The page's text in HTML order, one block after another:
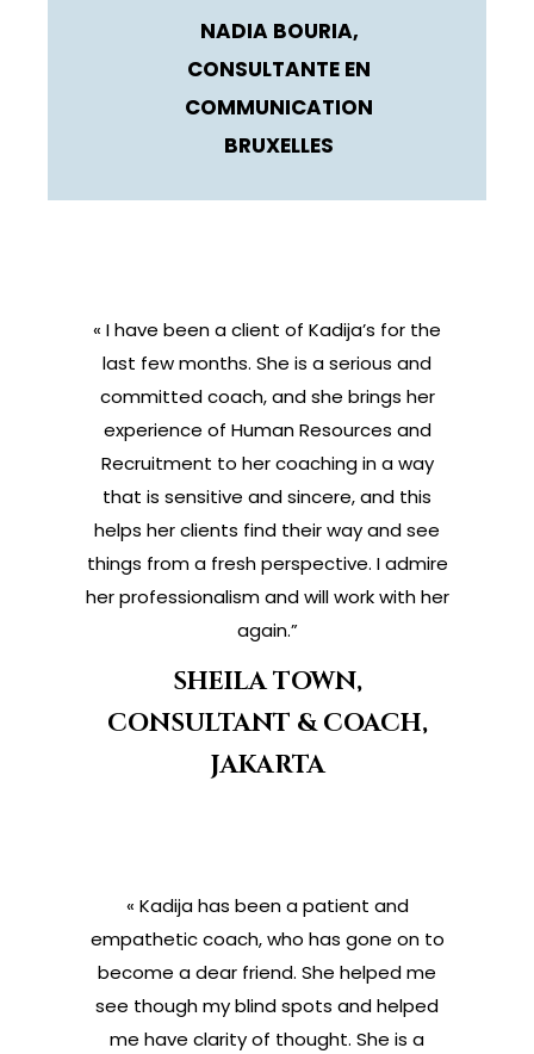
NADIA BOURIA,
CONSULTANTE EN
COMMUNICATION
BRUXELLES
« I have been a client of Kadija’s for the
last few months. She is a serious and
committed coach, and she brings her
experience of Human Resources and
Recruitment to her coaching in a way
that is sensitive and sincere, and this
helps her clients find their way and see
things from a fresh perspective. I admire
her professionalism and will work with her
again.”
SHEILA TOWN,
CONSULTANT & COACH,
JAKARTA
« Kadija has been a patient and
empathetic coach, who has gone on to
become a dear friend. She helped me
see though my blind spots and helped
me have clarity of thought. She is a